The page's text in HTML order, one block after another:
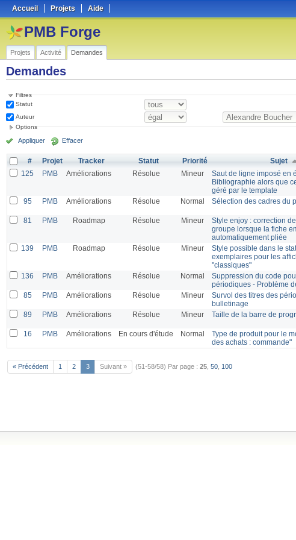
Accueil Projets Aide
PMB Forge
Projets Activité Demandes
Demandes
Filtres
Statut
Auteur
Options
Appliquer Effacer
# Projet Tracker Statut Priorité Sujet
125
PMB Améliorations Résolue Mineur
Saut de ligne imposé en
Bibliographie alors que
géré par le template
95 PMB Améliorations Résolue Normal Sélection des cadres du
81 PMB Roadmap Résolue Mineur
Style enjoy : correction
groupe lorsque la fiche
automatiquement pliée
139 PMB Roadmap Résolue Mineur
Style possible dans le
exemplaires pour les
"classiques"
136 PMB Améliorations Résolue Normal
Suppression du code
périodiques - Problème
85 PMB Améliorations Résolue Mineur
Survol des titres des
bulletinage
89 PMB Améliorations Résolue Mineur Taille de la barre de
16 PMB Améliorations En cours d'étude Normal
Type de produit pour le
des achats : commande"
« Précédent 1 2 3 Suivant » (51-58/58) Par page : 25 50 100